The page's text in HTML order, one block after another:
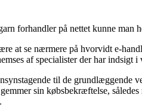
forhandler på nettet kunne man
at se nærmere på hvorvidt e-
af specialister der har
til de grundlæggende
sin købsbekræftelse,